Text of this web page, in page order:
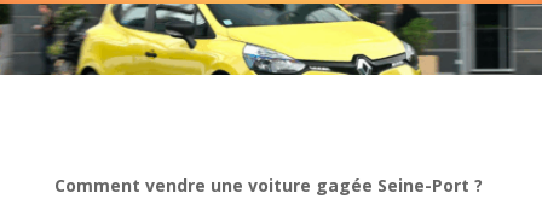
Comment vendre une voiture gagée Seine-Port ?